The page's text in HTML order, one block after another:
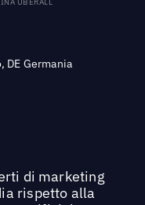
UBERALL
DE Germania
di marketing
rispetto alla